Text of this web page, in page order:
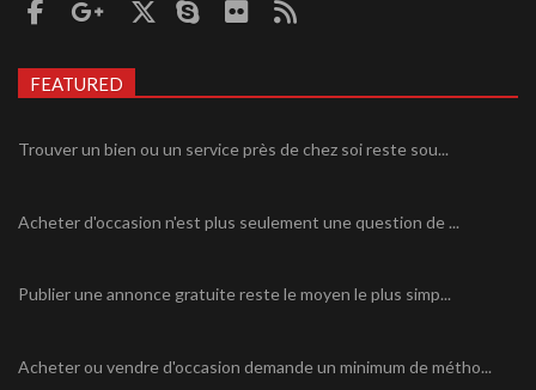
FEATURED
Trouver un bien ou un service près de chez soi reste sou...
Acheter d'occasion n'est plus seulement une question de ...
Publier une annonce gratuite reste le moyen le plus simp...
Acheter ou vendre d'occasion demande un minimum de métho...